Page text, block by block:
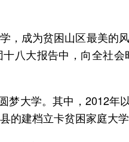
，成为贫困山区最美
八大报告中，向全社
大学。其中，2012
建档立卡贫困家庭大